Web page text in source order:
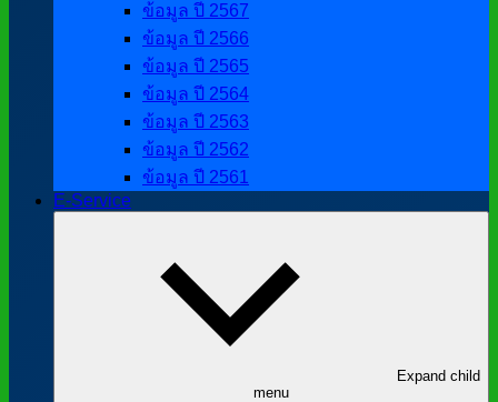
ข้อมูล ปี 2567
ข้อมูล ปี 2566
ข้อมูล ปี 2565
ข้อมูล ปี 2564
ข้อมูล ปี 2563
ข้อมูล ปี 2562
ข้อมูล ปี 2561
E-Service
Expand child
menu